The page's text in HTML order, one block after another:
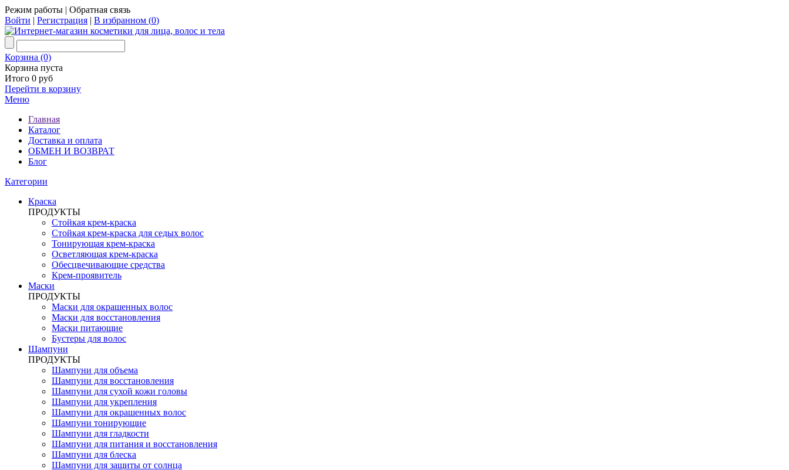
Режим работы | Обратная связь
Войти | Регистрация | В избранном (0)
Корзина (0)
Корзина пуста
Итого 0 руб
Перейти в корзину
Меню
Главная
Каталог
Доставка и оплата
ОБМЕН И ВОЗВРАТ
Блог
Категории
Краска
ПРОДУКТЫ
Стойкая крем-краска
Стойкая крем-краска для седых волос
Тонирующая крем-краска
Осветляющая крем-краска
Обесцвечивающие средства
Крем-проявитель
Маски
ПРОДУКТЫ
Маски для окрашенных волос
Маски для восстановления
Маски питающие
Бустеры для волос
Шампуни
ПРОДУКТЫ
Шампуни для объема
Шампуни для восстановления
Шампуни для сухой кожи головы
Шампуни для укрепления
Шампуни для окрашенных волос
Шампуни тонирующие
Шампуни для гладкости
Шампуни для питания и восстановления
Шампуни для блеска
Шампуни для защиты от солнца